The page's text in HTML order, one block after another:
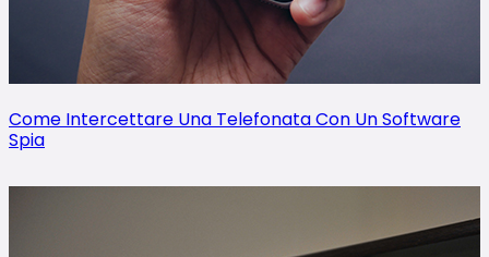
Come Intercettare Una Telefonata Con Un Software
Spia